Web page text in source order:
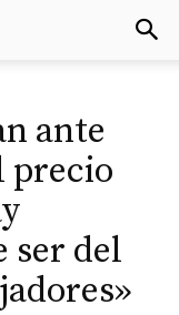
ante
precio
ser del